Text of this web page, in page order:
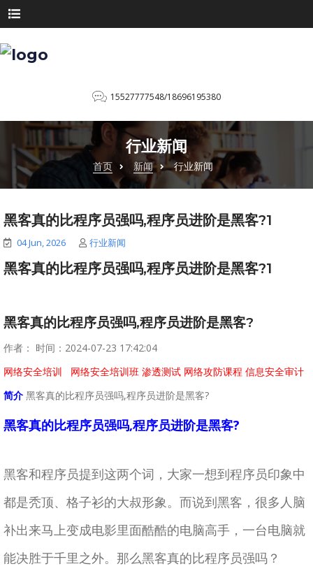
15527777548/18696195380
行业新闻
首页 新闻 行业新闻
黑客真的比程序员强吗,程序员进阶是黑客?1
04 Jun, 2026 行业新闻
黑客真的比程序员强吗,程序员进阶是黑客?1
黑客真的比程序员强吗,程序员进阶是黑客?
作者： 时间：2024-07-23 17:42:04
网络安全培训
网络安全培训班 渗透测试 网络攻防课程 信息安全审计
简介 黑客真的比程序员强吗,程序员进阶是黑客?
黑客真的比程序员强吗,程序员进阶是黑客?
黑客和程序员提到这两个词，大家一想到程序员印象中
都是秃顶、格子衫的大叔形象。而说到黑客，很多人脑
补出来马上变成电影里面酷酷的电脑高手，一台电脑就
能决胜于千里之外。那么黑客真的比程序员强吗？